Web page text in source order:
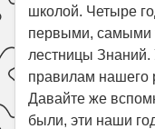
школой. Четыре
первыми, самыми
лестницы Знаний.
правилам нашего
Давайте же
были, эти наши